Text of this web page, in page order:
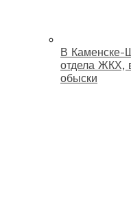
В Каменске-
отдела ЖКХ,
обыски